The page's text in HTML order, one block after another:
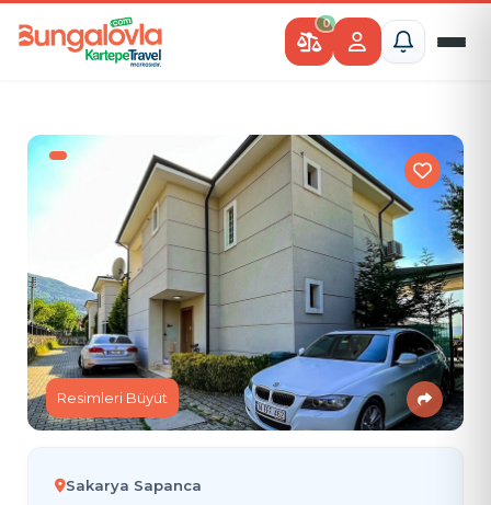
0
Resimleri Büyüt
Sakarya Sapanca